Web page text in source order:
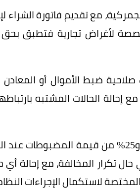
مع تقديم فاتورة
لأغراض تجارية فتطبق بحق
ضبط الأموال أو
الاشتباه لمدة تصل إلى 72 ساعة، مع إحالة الحالات
ونصت اللائحة على فرض غرامة تتراوح بين 10% و25% من
غسل الأموال، وترتفع إلى 50% في حال تكرار
لاستكمال الإجراءات